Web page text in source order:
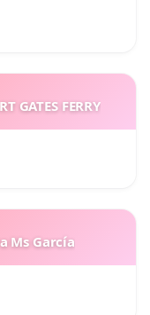
GATES FERRY
Ms García